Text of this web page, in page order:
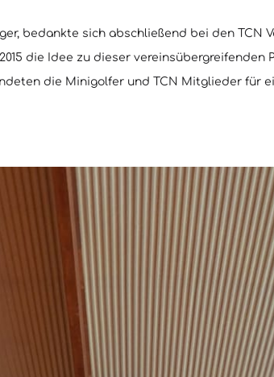
bedankte sich abschließend bei den
die Idee zu dieser
die Minigolfer und TCN Mitglieder für